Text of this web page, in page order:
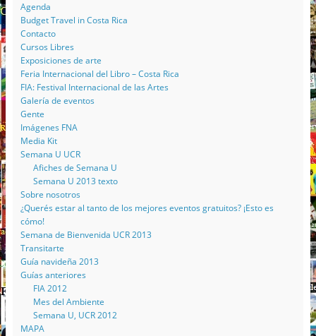
Agenda
Budget Travel in Costa Rica
Contacto
Cursos Libres
Exposiciones de arte
Feria Internacional del Libro – Costa Rica
FIA: Festival Internacional de las Artes
Galería de eventos
Gente
Imágenes FNA
Media Kit
Semana U UCR
Afiches de Semana U
Semana U 2013 texto
Sobre nosotros
¿Querés estar al tanto de los mejores eventos gratuitos? ¡Esto es
cómo!
Semana de Bienvenida UCR 2013
Transitarte
Guía navideña 2013
Guías anteriores
FIA 2012
Mes del Ambiente
Semana U, UCR 2012
MAPA